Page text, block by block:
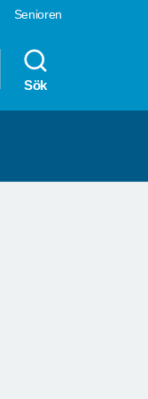
Senioren
Sök